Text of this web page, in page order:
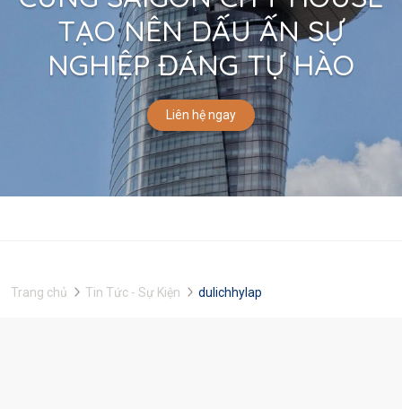
TẠO NÊN DẤU ẤN SỰ
NGHIỆP ĐÁNG TỰ HÀO
Liên hệ ngay
Trang chủ Tin Tức - Sự Kiện dulichhylap